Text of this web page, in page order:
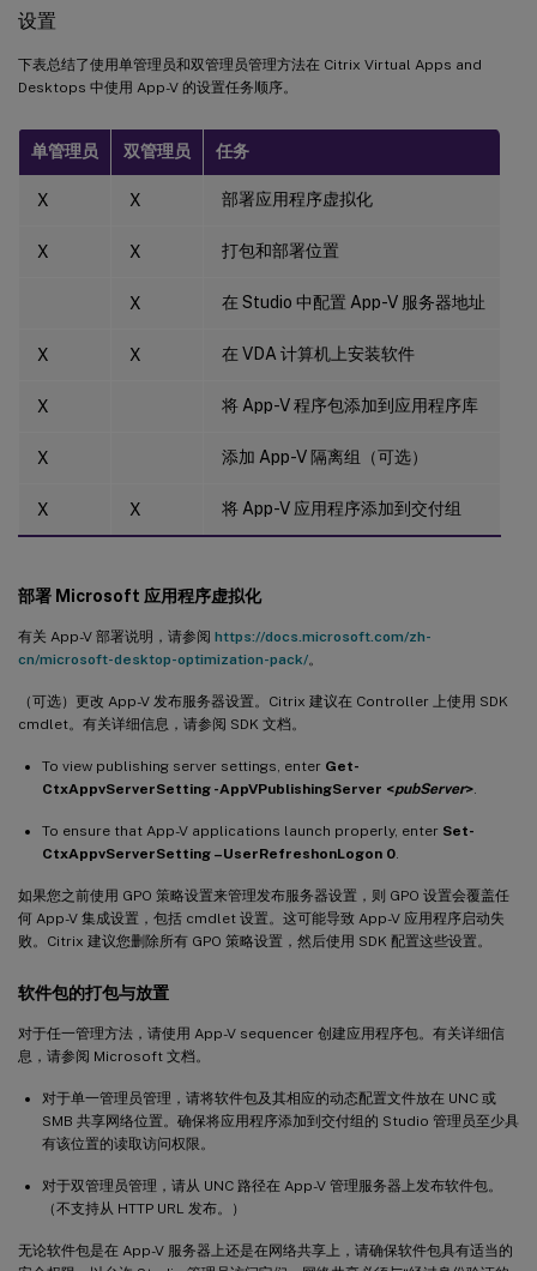
设置
下表总结了使用单管理员和双管理员管理方法在 Citrix Virtual Apps and
Desktops 中使用 App-V 的设置任务顺序。
单管理员 双管理员 任务
X X 部署应用程序虚拟化
X X 打包和部署位置
X 在 Studio 中配置 App-V 服务器地址
X X 在 VDA 计算机上安装软件
X 将 App-V 程序包添加到应用程序库
X 添加 App-V 隔离组（可选）
X X 将 App-V 应用程序添加到交付组
部署 Microsoft 应用程序虚拟化
有关 App-V 部署说明，请参阅 https://docs.microsoft.com/zh-
cn/microsoft-desktop-optimization-pack/。
（可选）更改 App-V 发布服务器设置。Citrix 建议在 Controller 上使用 SDK
cmdlet。有关详细信息，请参阅 SDK 文档。
To view publishing server settings, enter Get-
CtxAppvServerSetting -AppVPublishingServer <pubServer>
To ensure that App-V applications launch properly, enter Set-
CtxAppvServerSetting –UserRefreshonLogon 0
如果您之前使用 GPO 策略设置来管理发布服务器设置，则 GPO 设置会覆盖任
何 App-V 集成设置，包括 cmdlet 设置。这可能导致 App-V 应用程序启动失
败。Citrix 建议您删除所有 GPO 策略设置，然后使用 SDK 配置这些设置。
软件包的打包与放置
对于任一管理方法，请使用 App-V sequencer 创建应用程序包。有关详细信
息，请参阅 Microsoft 文档。
对于单一管理员管理，请将软件包及其相应的动态配置文件放在 UNC 或
SMB 共享网络位置。确保将应用程序添加到交付组的 Studio 管理员至少具
有该位置的读取访问权限。
对于双管理员管理，请从 UNC 路径在 App-V 管理服务器上发布软件包。
（不支持从 HTTP URL 发布。）
无论软件包是在 App-V 服务器上还是在网络共享上，请确保软件包具有适当的